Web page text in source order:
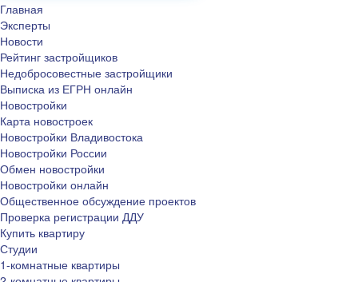
Главная
Эксперты
Новости
Рейтинг застройщиков
Недобросовестные застройщики
Выписка из ЕГРН онлайн
Новостройки
Карта новостроек
Новостройки Владивостока
Новостройки России
Обмен новостройки
Новостройки онлайн
Общественное обсуждение проектов
Проверка регистрации ДДУ
Купить квартиру
Студии
1-комнатные квартиры